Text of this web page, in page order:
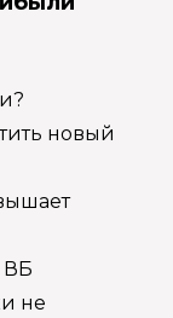
новый
ВБ
не